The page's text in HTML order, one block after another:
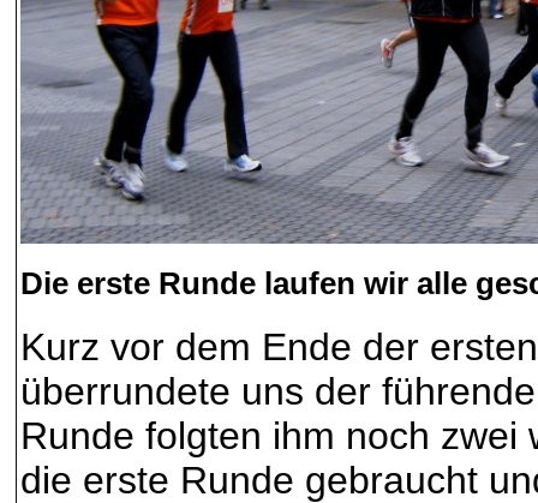
Die erste Runde laufen wir alle
Kurz vor dem Ende der
überrundete uns der
Runde folgten ihm noch
die erste Runde gebraucht